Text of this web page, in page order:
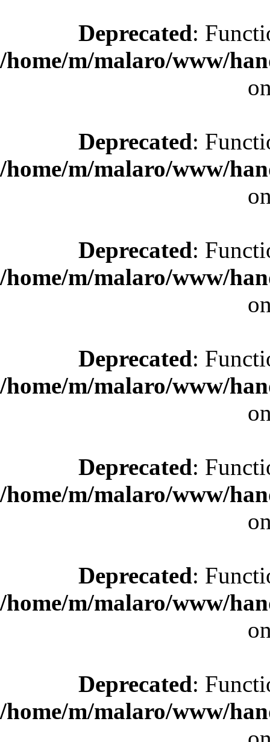
Deprecated:
/home/m/malaro/www/
Deprecated:
/home/m/malaro/www/
Deprecated:
/home/m/malaro/www/
Deprecated:
/home/m/malaro/www/
Deprecated:
/home/m/malaro/www/
Deprecated:
/home/m/malaro/www/
Deprecated:
/home/m/malaro/www/